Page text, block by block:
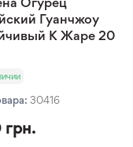
Гуанчжоу
К Жаре 20
30416
грн.